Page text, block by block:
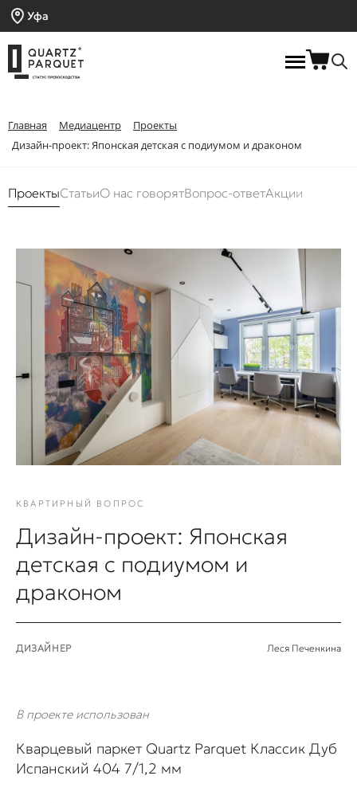
Уфа
Главная Медиацентр
Проекты
Дизайн-проект: Японская детская с подиумом и драконом
ПроектыСтатьиО нас говорятВопрос-ответАкции
КВАРТИРНЫЙ ВОПРОС
Дизайн-проект: Японская
детская с подиумом и
драконом
ДИЗАЙНЕР Леся Печенкина
В проекте использован
Кварцевый паркет Quartz Parquet Классик Дуб
Испанский 404 7/1,2 мм